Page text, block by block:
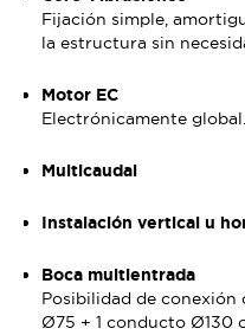
Fijación simple,
la estructura sin
Motor EC
Electrónicamente global.
Multicaudal
Instalación vertical u
Boca multientrada
Posibilidad de conexión
Ø75 + 1 conducto Ø130